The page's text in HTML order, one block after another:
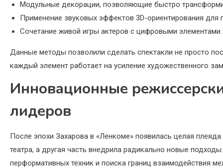
Модульные декорации, позволяющие быстро
Применение звуковых эффектов 3D-ориентирования для
Сочетание живой игры актеров с цифровыми элементами.
Данные методы позволили сделать спектакли не просто
каждый элемент работает на усиление художественного
Инновационные
лидеров
После эпохи Захарова в «Ленкоме» появилась целая
театра, а другая часть внедрила радикально новые
перформативных техник и поиска границ взаимодействия